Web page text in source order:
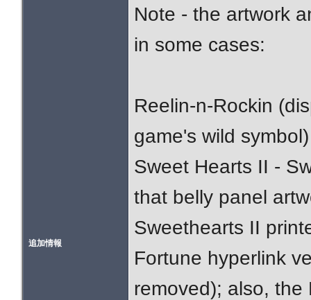
追加情報
Note - the artwork
in some cases:
Reelin-n-Rockin
game's wild
Sweet Hearts II -
that belly panel
Sweethearts II
Fortune hyperlink
removed); also, the